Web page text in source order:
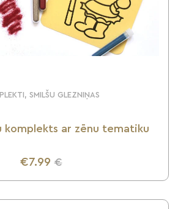
SMILŠU GLEZNIŅAS
komplekts ar zēnu tematiku
€7.99 €
UZZINI VAIRĀK